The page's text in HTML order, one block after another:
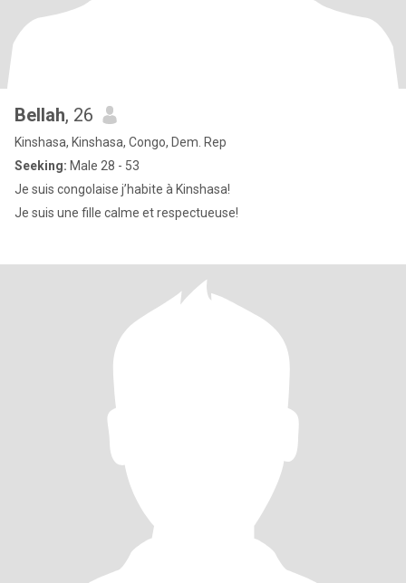
Bellah, 26
Kinshasa, Kinshasa, Congo, Dem. Rep
Seeking: Male 28 - 53
Je suis congolaise j’habite à Kinshasa!
Je suis une fille calme et respectueuse!